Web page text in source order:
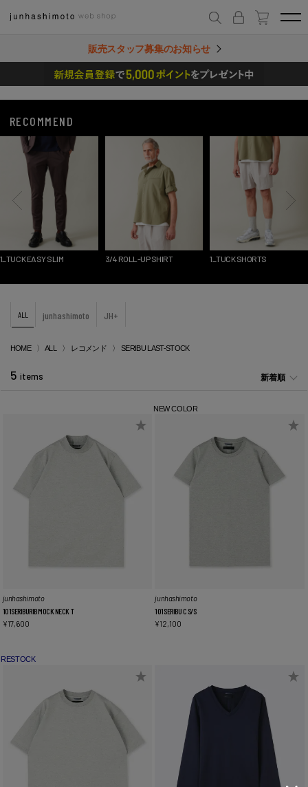
販売スタッフ募集のお知らせ
RECOMMEND
1_TUCK EASY SLIM 3/4 ROLL-UP SHIRT 1_TUCK SHORTS
ALL junhashimoto JH+
HOME ALL レコメンド SERIBU LAST-STOCK
新着順
5 items
junhashimoto
101SERIBURIB MOCK NECK T
¥17,600
NEW COLOR
junhashimoto
101SERIBU C S/S
¥12,100
RESTOCK